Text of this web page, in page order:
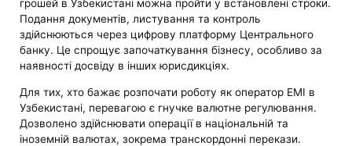
грошей в Узбекистані можна пройти у встановлені строки.
Подання документів, листування та контроль
здійснюються через цифрову платформу Центрального
банку. Це спрощує започаткування бізнесу, особливо за
наявності досвіду в інших юрисдикціях.
Для тих, хто бажає розпочати роботу як оператор EMI в
Узбекистані, перевагою є гнучке валютне регулювання.
Дозволено здійснювати операції в національній та
іноземній валютах, зокрема транскордонні перекази.